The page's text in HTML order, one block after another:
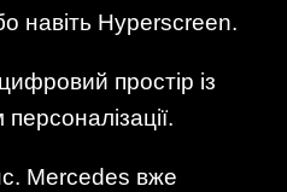
навіть Hyperscreen.
простір із
Mercedes вже